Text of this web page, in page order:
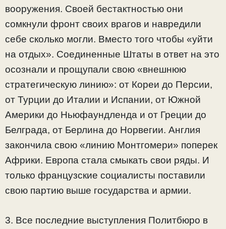
вооружения. Своей бестактностью они
сомкнули фронт своих врагов и навредили
себе сколько могли. Вместо того чтобы «уйти
на отдых». Соединенные Штаты в ответ на это
осознали и прощупали свою «внешнюю
стратегическую линию»: от Кореи до Персии,
от Турции до Италии и Испании, от Южной
Америки до Ньюфаундленда и от Греции до
Белграда, от Берлина до Норвегии. Англия
закончила свою «линию Монтгомери» поперек
Африки. Европа стала смыкать свои ряды. И
только французские социалисты поставили
свою партию выше государства и армии.
3. Все последние выступления Политбюро в